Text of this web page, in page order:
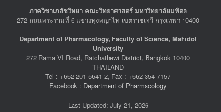
ภาควิชาเภสัชวิทยา คณะวิทยาศาสตร์ มหาวิทยาลัยมหิดล
272 ถนนพระรามที่ 6 แขวงทุ่งพญาไท เขตราชเทวี กรุงเทพฯ 10400
Department of Pharmacology, Faculty of Science, Mahidol
University
272 Rama VI Road, Ratchathewi District, Bangkok 10400
THAILAND
Tel : +662-201-5641-2, Fax : +662-354-7157
Facebook : Department of Pharmacology
Last Updated: July 21, 2026